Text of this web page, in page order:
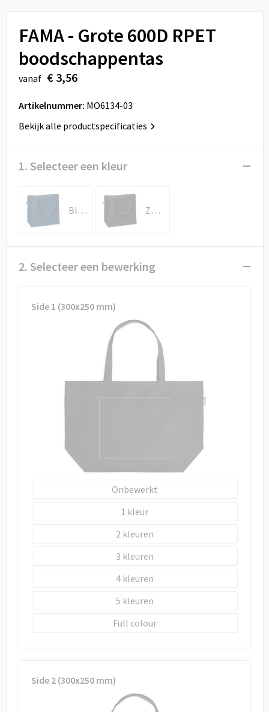
Veiligheid, Auto en Fiets
Vrije tijd en Strand
Aanstekers
Rugzakken
Schoenentassen
Sporttassen
Autotassen
Draagtassen
Papieren tassen
Waterbestendige tassen
FAMA - Grote 600D RPET
boodschappentas
vanaf € 3,56
Artikelnummer: MO6134-03
Bekijk alle productspecificaties
1. Selecteer een kleur
Blauw Zwart
2. Selecteer een bewerking
Side 1 (300x250 mm)
Onbewerkt
1
2
3
4
5
Full colour
Side 2 (300x250 mm)